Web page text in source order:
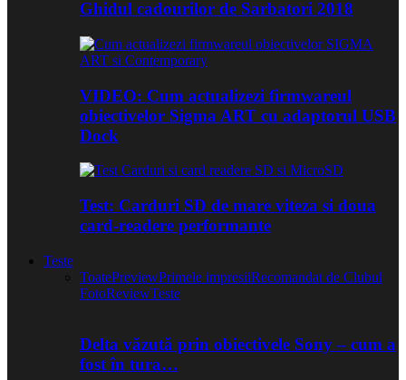
Ghidul cadourilor de Sarbatori 2018
VIDEO: Cum actualizezi firmwareul
obiectivelor Sigma ART cu adaptorul USB
Dock
Test: Carduri SD de mare viteza si doua
card-readere performante
Teste
ToatePreviewPrimele impresiiRecomandat de Clubul
FotoReviewTeste
Delta văzută prin obiectivele Sony – cum a
fost în tura…